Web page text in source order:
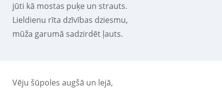
jūti kā mostas puķe un strauts.
Lieldienu rīta dzīvības dziesmu,
mūža garumā sadzirdēt ļauts.
Vēju šūpoles augšā un lejā,